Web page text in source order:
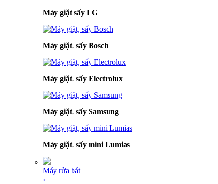
Máy giặt sấy LG
Máy giặt, sấy Bosch
Máy giặt, sấy Electrolux
Máy giặt, sấy Samsung
Máy giặt, sấy mini Lumias
Máy rửa bát
›